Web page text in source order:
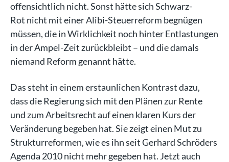
offensichtlich nicht. Sonst hätte sich Schwarz-
Rot nicht mit einer Alibi-Steuerreform begnügen
müssen, die in Wirklichkeit noch hinter Entlastungen
in der Ampel-Zeit zurückbleibt – und die damals
niemand Reform genannt hätte.
Das steht in einem erstaunlichen Kontrast dazu,
dass die Regierung sich mit den Plänen zur Rente
und zum Arbeitsrecht auf einen klaren Kurs der
Veränderung begeben hat. Sie zeigt einen Mut zu
Strukturreformen, wie es ihn seit Gerhard Schröders
Agenda 2010 nicht mehr gegeben hat. Jetzt auch